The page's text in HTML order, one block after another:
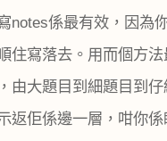
notes係最有效，因為
住寫落去。用而個方
由大題目到細題目到
返佢係邊一層，咁你係